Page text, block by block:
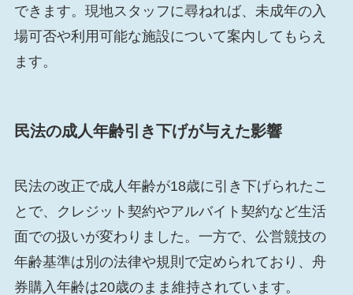
できます。現地スタッフに尋ねれば、未成年の入
場可否や利用可能な施設について案内してもらえ
ます。
民法の成人年齢引き下げが与えた影響
民法の改正で成人年齢が18歳に引き下げられたこ
とで、クレジット契約やアルバイト契約など生活
面での扱いが変わりました。一方で、公営競技の
年齢基準は別の法律や規則で定められており、舟
券購入年齢は20歳のまま維持されています。